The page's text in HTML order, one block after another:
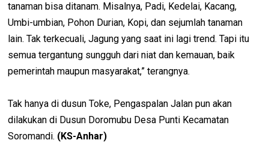
tanaman bisa ditanam. Misalnya, Padi, Kedelai, Kacang,
Umbi-umbian, Pohon Durian, Kopi, dan sejumlah tanaman
lain. Tak terkecuali, Jagung yang saat ini lagi trend. Tapi itu
semua tergantung sungguh dari niat dan kemauan, baik
pemerintah maupun masyarakat,” terangnya.
Tak hanya di dusun Toke, Pengaspalan Jalan pun akan
dilakukan di Dusun Doromubu Desa Punti Kecamatan
Soromandi. (KS-Anhar)